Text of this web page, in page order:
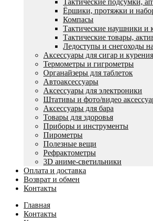
Тактические подсумки,
Ëршики, протяжки и
Компасы
Тактические наушники и
Тактические товары,
Ледоступы и снегоходы
Аксессуары для сигар и курения
Термометры и гигрометры
Органайзеры для таблеток
Автоаксессуары
Аксессуары для электроники
Штативы и фото/видео
Аксессуары для бара
Товары для здоровья
Приборы и инструменты
Пирометры
Полезные вещи
Рефрактометры
3D аниме-светильники
Оплата и доставка
Возврат и обмен
Контакты
Главная
Контакты